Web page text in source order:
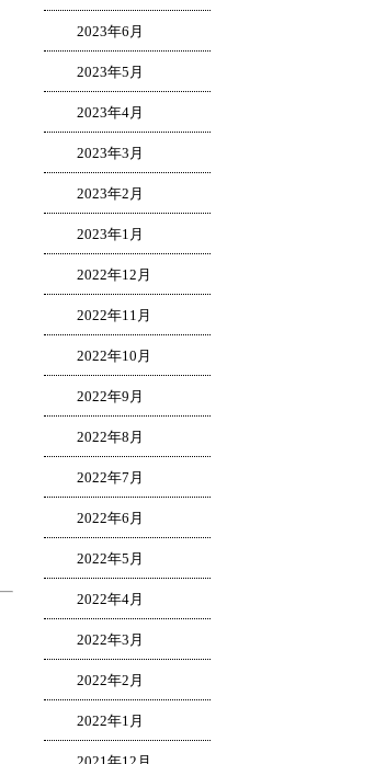
2023年6月
2023年5月
2023年4月
2023年3月
2023年2月
2023年1月
2022年12月
2022年11月
2022年10月
2022年9月
2022年8月
2022年7月
2022年6月
2022年5月
2022年4月
2022年3月
2022年2月
2022年1月